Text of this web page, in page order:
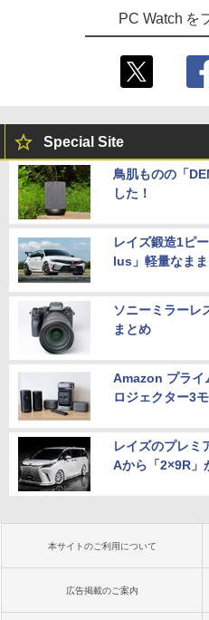
PC Watch を
Special Site
鳥肌ものの「
した！
レイズ鍛造1ピ
lus」軽量なま
ソニーミラーレ
まとめ
Amazon プライ
ロジェクター3
レイズのプレミ
Aから「2×9R」
本サイトのご利用について
広告掲載のご案内